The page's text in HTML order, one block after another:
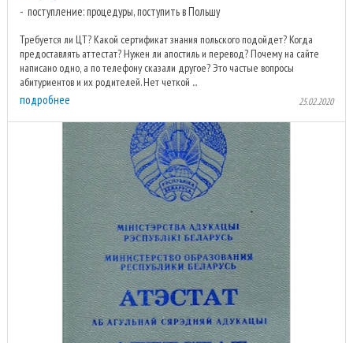
поступление: процедуры, поступить в Польшу
Требуется ли ЦТ? Какой сертификат знания польского подойдет? Когда
предоставлять аттестат? Нужен ли апостиль и перевод? Почему на сайте
написано одно, а по телефону сказали другое? Это частые вопросы
абитуриентов и их родителей. Нет четкой ...
подробнее 25.02.2020